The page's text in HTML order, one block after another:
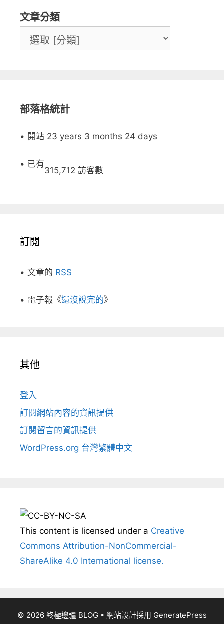
文章分類
部落格統計
• 開站 23 years 3 months 24 days
• 已有
315,712 訪客數
訂閱
• 文章的 RSS
• 電子報《還沒說完的》
其他
登入
訂閱網站內容的資訊提供
訂閱留言的資訊提供
WordPress.org 台灣繁體中文
This content is licensed under a Creative
Commons Attribution-NonCommercial-
ShareAlike 4.0 International license.
© 2026 終極邊疆 BLOG• 網站設計採用 GeneratePress